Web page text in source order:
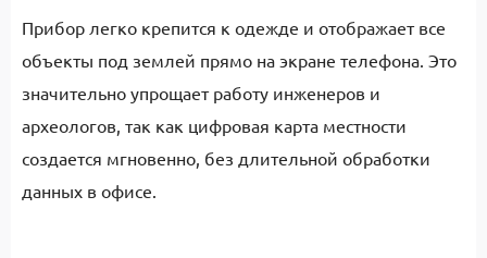
Прибор легко крепится к одежде и отображает все
объекты под землей прямо на экране телефона. Это
значительно упрощает работу инженеров и
археологов, так как цифровая карта местности
создается мгновенно, без длительной обработки
данных в офисе.